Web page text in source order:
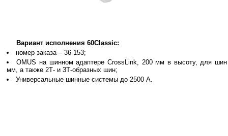
Вариант исполнения 60Classic:
номер заказа – 36 153;
OMUS на шинном адаптере CrossLink, 200 мм в высоту, для
мм, а также 2Т- и 3Т-образных шин;
Универсальные шинные системы до 2500 А.